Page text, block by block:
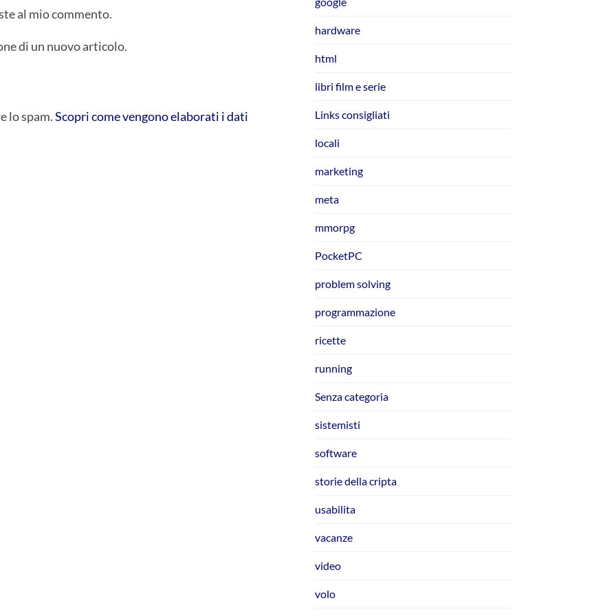
al mio commento.
di un nuovo articolo.
lo spam.Scopri come vengono elaborati i dati
hardware
html
libri film e serie
Links consigliati
locali
marketing
meta
mmorpg
PocketPC
problem solving
programmazione
ricette
running
Senza categoria
sistemisti
software
storie della cripta
usabilita
vacanze
video
volo